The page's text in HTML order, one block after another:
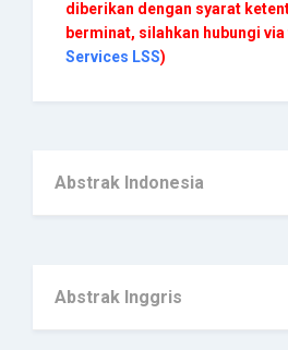
diberikan dengan syarat
berminat, silahkan hubungi
Services LSS)
Abstrak Indonesia
Abstrak Inggris